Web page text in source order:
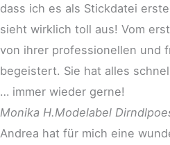
dass ich es als Stickdatei
sieht wirklich toll aus! Vom
von ihrer professionellen und
begeistert. Sie hat alles
… immer wieder gerne!
Monika H.Modelabel
Andrea hat für mich eine